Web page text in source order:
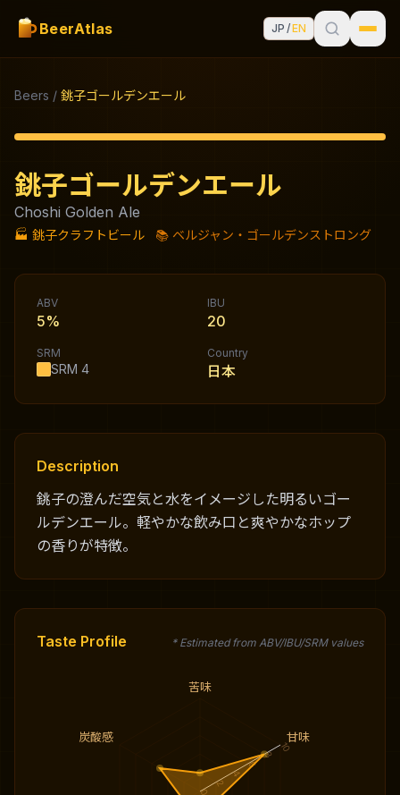
BeerAtlas JP /EN
Beers / 銚子ゴールデンエール
銚子ゴールデンエール
Choshi Golden Ale
🏭 銚子クラフトビール 📚 ベルジャン・ゴールデンストロング
ABV
5%
IBU
20
SRM
SRM 4
Country
日本
Description
銚子の澄んだ空気と水をイメージした明るいゴー
ルデンエール。軽やかな飲み口と爽やかなホップ
の香りが特徴。
Taste Profile * Estimated from ABV/IBU/SRM values
苦味
甘味
炭酸感
0
2
4
6
8
10